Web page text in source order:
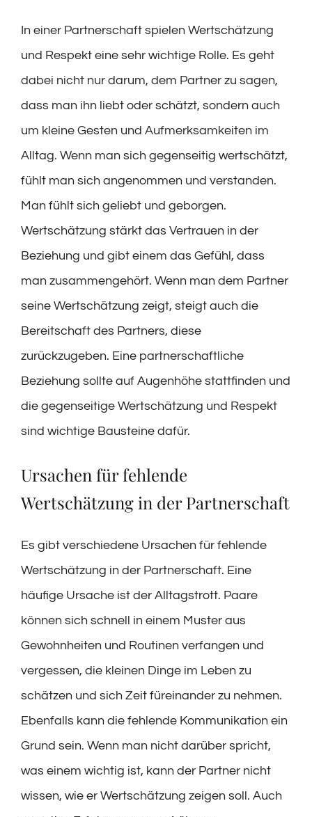
In einer Partnerschaft spielen Wertschätzung
und Respekt eine sehr wichtige Rolle. Es geht
dabei nicht nur darum, dem Partner zu sagen,
dass man ihn liebt oder schätzt, sondern auch
um kleine Gesten und Aufmerksamkeiten im
Alltag. Wenn man sich gegenseitig wertschätzt,
fühlt man sich angenommen und verstanden.
Man fühlt sich geliebt und geborgen.
Wertschätzung stärkt das Vertrauen in der
Beziehung und gibt einem das Gefühl, dass
man zusammengehört. Wenn man dem Partner
seine Wertschätzung zeigt, steigt auch die
Bereitschaft des Partners, diese
zurückzugeben. Eine partnerschaftliche
Beziehung sollte auf Augenhöhe stattfinden und
die gegenseitige Wertschätzung und Respekt
sind wichtige Bausteine dafür.
Ursachen für fehlende
Wertschätzung in der Partnerschaft
Es gibt verschiedene Ursachen für fehlende
Wertschätzung in der Partnerschaft. Eine
häufige Ursache ist der Alltagstrott. Paare
können sich schnell in einem Muster aus
Gewohnheiten und Routinen verfangen und
vergessen, die kleinen Dinge im Leben zu
schätzen und sich Zeit füreinander zu nehmen.
Ebenfalls kann die fehlende Kommunikation ein
Grund sein. Wenn man nicht darüber spricht,
was einem wichtig ist, kann der Partner nicht
wissen, wie er Wertschätzung zeigen soll. Auch